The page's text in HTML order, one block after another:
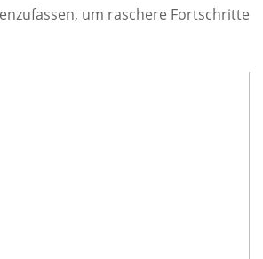
um raschere Fortschritte